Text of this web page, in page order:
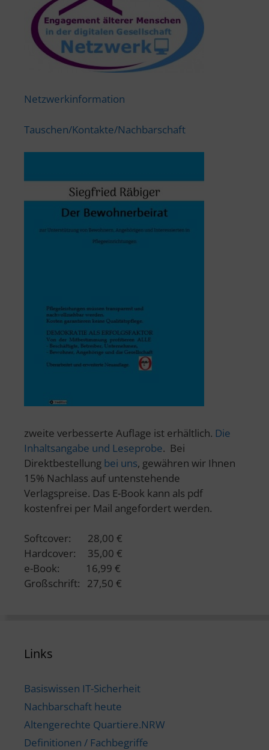
Netzwerkinformation
Tauschen/Kontakte/Nachbarschaft
zweite verbesserte Auflage ist erhältlich. Die
Inhaltsangabe und Leseprobe. Bei
Direktbestellung bei uns, gewähren wir Ihnen
15% Nachlass auf untenstehende
Verlagspreise. Das E-Book kann als pdf
kostenfrei per Mail angefordert werden.
Softcover: 28,00 €
Hardcover: 35,00 €
e-Book: 16,99 €
Großschrift: 27,50 €
Links
Basiswissen IT-Sicherheit
Nachbarschaft heute
Altengerechte Quartiere.NRW
Definitionen / Fachbegriffe